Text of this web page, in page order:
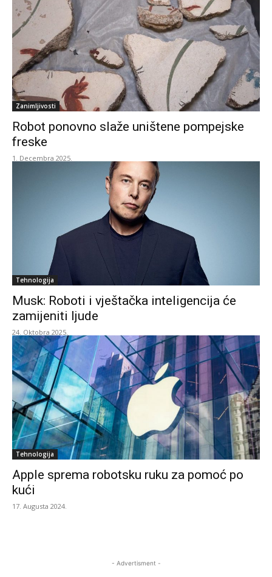
Zanimljivosti
Robot ponovno slaže uništene pompejske
freske
1. Decembra 2025.
Tehnologija
Musk: Roboti i vještačka inteligencija će
zamijeniti ljude
24. Oktobra 2025.
Tehnologija
Apple sprema robotsku ruku za pomoć po
kući
17. Augusta 2024.
- Advertisment -